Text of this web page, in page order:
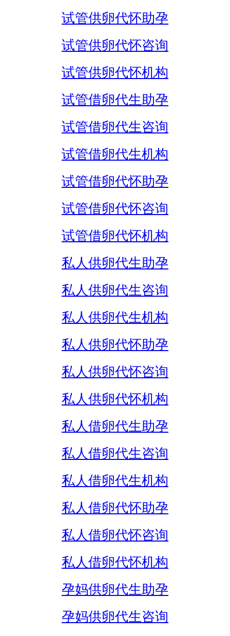
试管供卵代怀助孕
试管供卵代怀咨询
试管供卵代怀机构
试管借卵代生助孕
试管借卵代生咨询
试管借卵代生机构
试管借卵代怀助孕
试管借卵代怀咨询
试管借卵代怀机构
私人供卵代生助孕
私人供卵代生咨询
私人供卵代生机构
私人供卵代怀助孕
私人供卵代怀咨询
私人供卵代怀机构
私人借卵代生助孕
私人借卵代生咨询
私人借卵代生机构
私人借卵代怀助孕
私人借卵代怀咨询
私人借卵代怀机构
孕妈供卵代生助孕
孕妈供卵代生咨询